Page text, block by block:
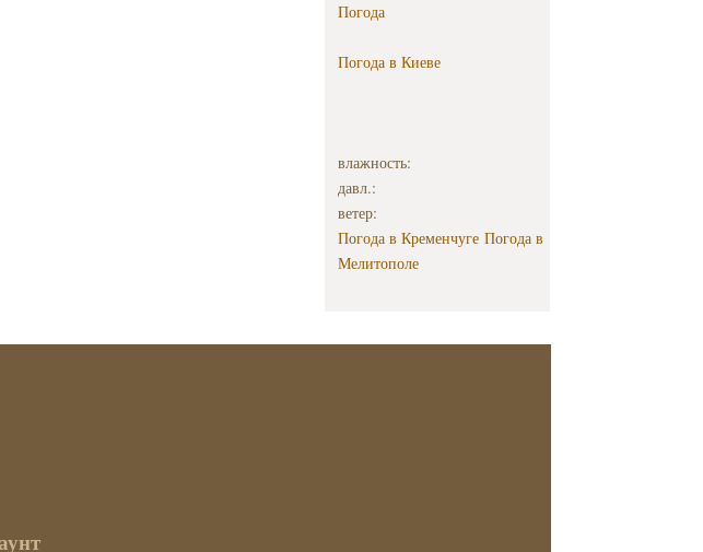
Погода
Погода в Киеве
влажность:
давл.:
ветер:
Погода в Кременчуге Погода в
Мелитополе